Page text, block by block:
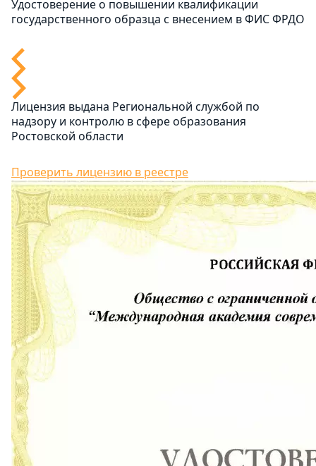
Удостоверение о повышении квалификации
государственного образца с внесением в ФИС ФРДО
Лицензия выдана Региональной службой по
надзору и контролю в сфере образования
Ростовской области
Проверить лицензию в реестре